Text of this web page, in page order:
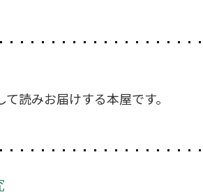
読みお届けする本屋です。